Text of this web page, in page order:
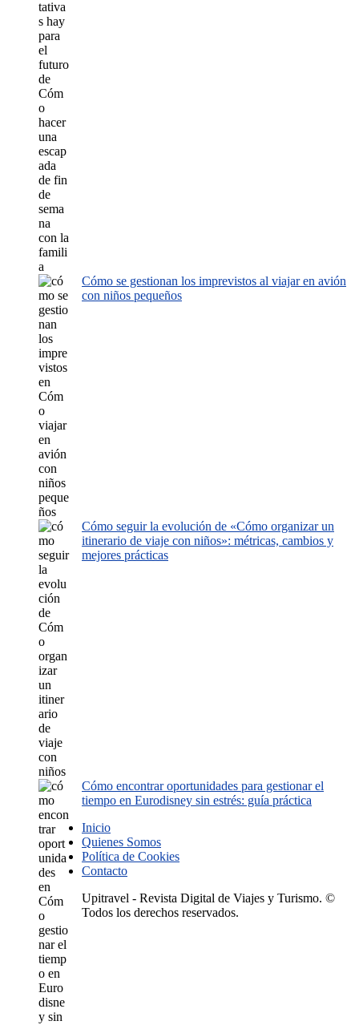
Cómo se gestionan los imprevistos al viajar en avión
con niños pequeños
Cómo seguir la evolución de «Cómo organizar un
itinerario de viaje con niños»: métricas, cambios y
mejores prácticas
Cómo encontrar oportunidades para gestionar el
tiempo en Eurodisney sin estrés: guía práctica
Inicio
Quienes Somos
Política de Cookies
Contacto
Upitravel - Revista Digital de Viajes y Turismo. ©
Todos los derechos reservados.